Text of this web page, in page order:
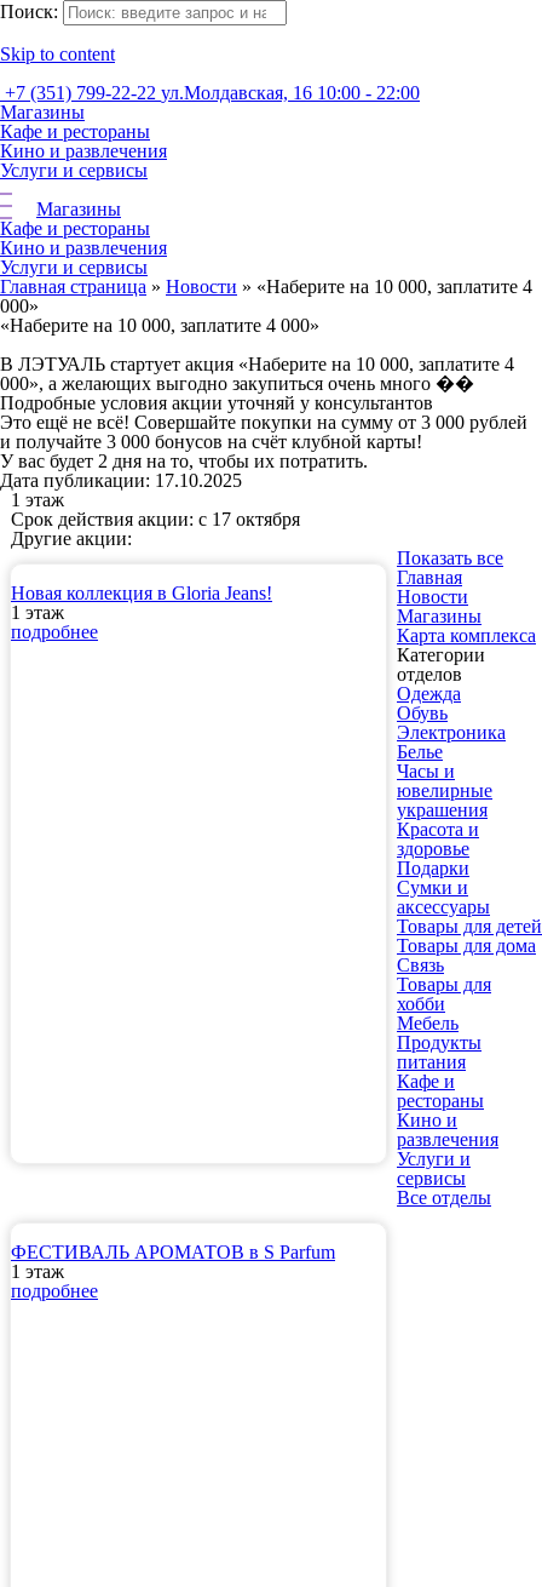
Поиск:
Skip to content
+7 (351) 799-22-22 ул.Молдавская, 16 10:00 - 22:00
Магазины
Кафе и рестораны
Кино и развлечения
Услуги и сервисы
Магазины
Кафе и рестораны
Кино и развлечения
Услуги и сервисы
Главная страница » Новости » «Наберите на 10 000, заплатите 4
000»
«Наберите на 10 000, заплатите 4 000»
В ЛЭТУАЛЬ стартует акция «Наберите на 10 000, заплатите 4
000», а желающих выгодно закупиться очень много ��
Подробные условия акции уточняй у консультантов
Это ещё не всё! Совершайте покупки на сумму от 3 000 рублей
и получайте 3 000 бонусов на счёт клубной карты!
У вас будет 2 дня на то, чтобы их потратить.​
Дата публикации: 17.10.2025
1 этаж
Срок действия акции: с 17 октября
Другие акции:
Новая коллекция в Gloria Jeans!
1 этаж
подробнее
ФЕСТИВАЛЬ АРОМАТОВ в S Parfum
1 этаж
подробнее
Показать все
Главная
Новости
Магазины
Карта комплекса
Категории
отделов
Одежда
Обувь
Электроника
Белье
Часы и
ювелирные
украшения
Красота и
здоровье
Подарки
Сумки и
аксессуары
Товары для детей
Товары для дома
Связь
Товары для
хобби
Мебель
Продукты
питания
Кафе и
рестораны
Кино и
развлечения
Услуги и
сервисы
Все отделы